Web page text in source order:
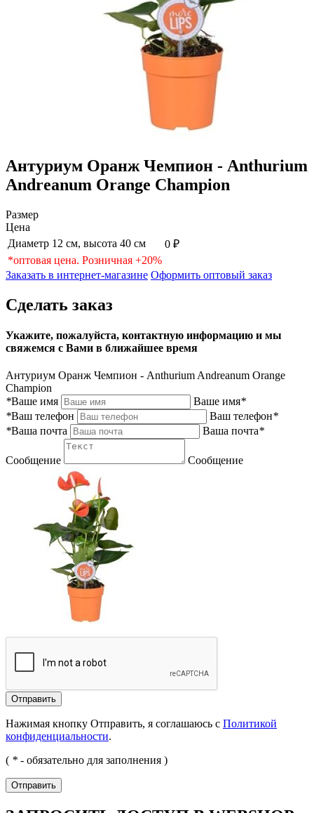
Антуриум Оранж Чемпион - Anthurium
Andreanum Orange Champion
Размер
Цена
Диаметр 12 см, высота 40 см
0 ₽
*оптовая цена. Розничная +20%
Заказать в интернет-магазине Оформить оптовый заказ
Сделать заказ
Укажите, пожалуйста, контактную информацию и мы
свяжемся с Вами в ближайшее время
Антуриум Оранж Чемпион - Anthurium Andreanum Orange
Champion
*Ваше имя Ваше имя*
*Ваш телефон Ваш телефон*
*Ваша почта Ваша почта*
Сообщение Сообщение
Отправить
Нажимая кнопку Отправить, я соглашаюсь с Политикой
конфиденциальности.
( * - обязательно для заполнения )
Отправить